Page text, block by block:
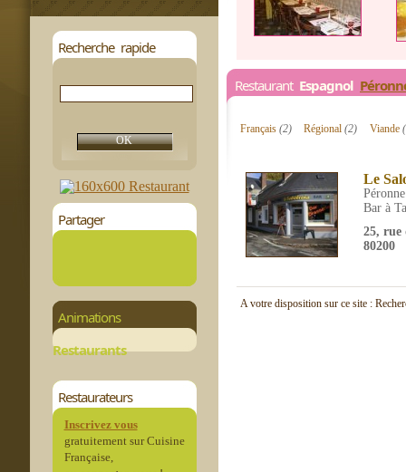
Recherche rapide
Partager
Animations
Restaurants
Restaurateurs
Inscrivez vous
gratuitement sur Cuisine
Française,
Restaurant Espagnol
Français (2) Régional(2) Viande
Le
Péronne
Bar à
25, rue
80200
A votre disposition sur ce site :